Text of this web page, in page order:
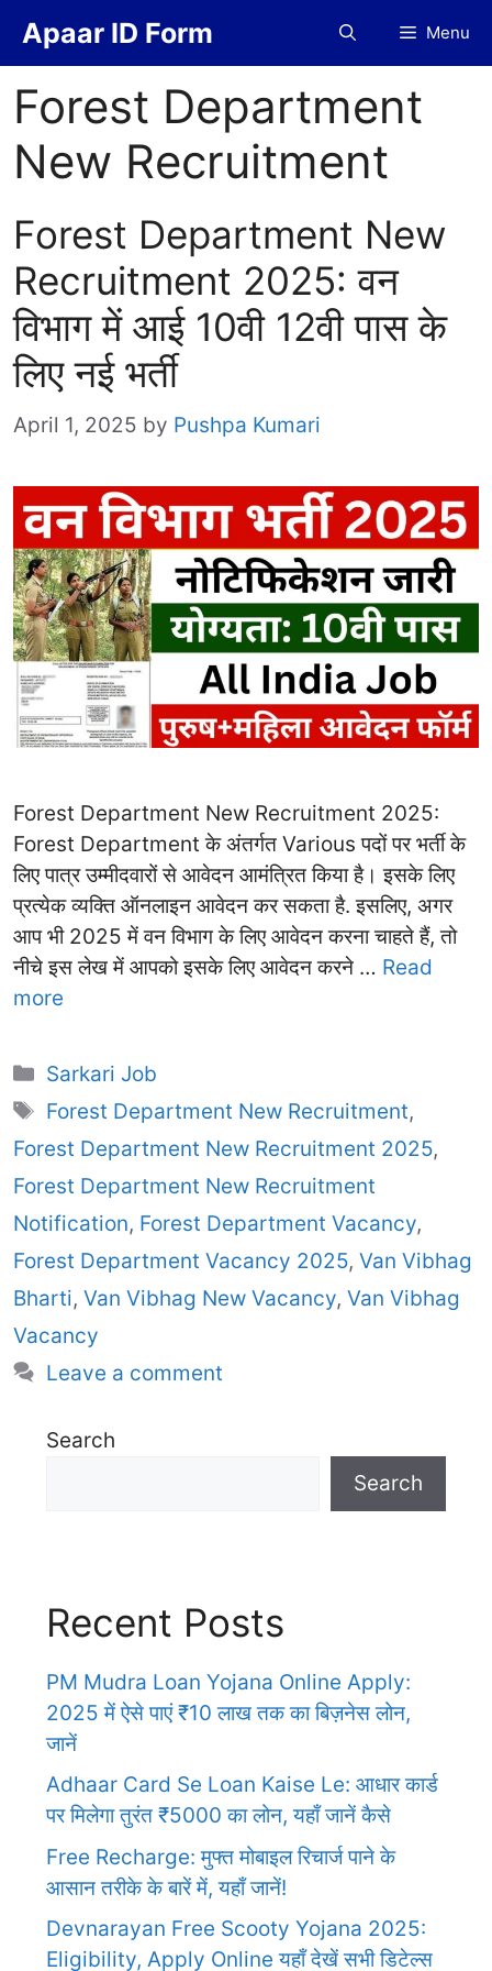
Apaar ID Form Menu
Forest Department
New Recruitment
Forest Department New
Recruitment 2025: वन
विभाग में आई 10वी 12वी पास के
लिए नई भर्ती
April 1, 2025 by Pushpa Kumari
Forest Department New Recruitment 2025:
Forest Department के अंतर्गत Various पदों पर भर्ती के
लिए पात्र उम्मीदवारों से आवेदन आमंत्रित किया है। इसके लिए
प्रत्येक व्यक्ति ऑनलाइन आवेदन कर सकता है. इसलिए, अगर
आप भी 2025 में वन विभाग के लिए आवेदन करना चाहते हैं, तो
नीचे इस लेख में आपको इसके लिए आवेदन करने … Read
more
Categories
Sarkari Job
Tags
Forest Department New Recruitment,
Forest Department New Recruitment 2025,
Forest Department New Recruitment
Notification, Forest Department Vacancy,
Forest Department Vacancy 2025, Van Vibhag
Bharti, Van Vibhag New Vacancy, Van Vibhag
Vacancy
Leave a comment
Search
Search
Recent Posts
PM Mudra Loan Yojana Online Apply:
2025 में ऐसे पाएं ₹10 लाख तक का बिज़नेस लोन,
जानें
Adhaar Card Se Loan Kaise Le: आधार कार्ड
पर मिलेगा तुरंत ₹5000 का लोन, यहाँ जानें कैसे
Free Recharge: मुफ्त मोबाइल रिचार्ज पाने के
आसान तरीके के बारें में, यहाँ जानें!
Devnarayan Free Scooty Yojana 2025:
Eligibility, Apply Online यहाँ देखें सभी डिटेल्स